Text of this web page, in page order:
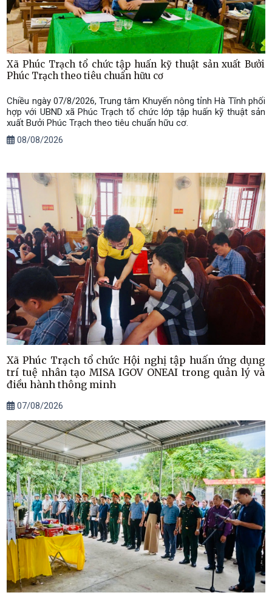
Xã Phúc Trạch tổ chức tập huấn kỹ thuật sản xuất Bưởi
Phúc Trạch theo tiêu chuẩn hữu cơ
Chiều ngày 07/8/2026, Trung tâm Khuyến nông tỉnh Hà Tĩnh phối
hợp với UBND xã Phúc Trạch tổ chức lớp tập huấn kỹ thuật sản
xuất Bưởi Phúc Trạch theo tiêu chuẩn hữu cơ.
08/08/2026
Xã Phúc Trạch tổ chức Hội nghị tập huấn ứng dụng
trí tuệ nhân tạo MISA IGOV ONEAI trong quản lý và
điều hành thông minh
07/08/2026